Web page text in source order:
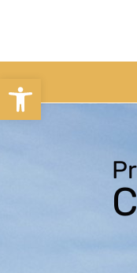
Abrir barra de